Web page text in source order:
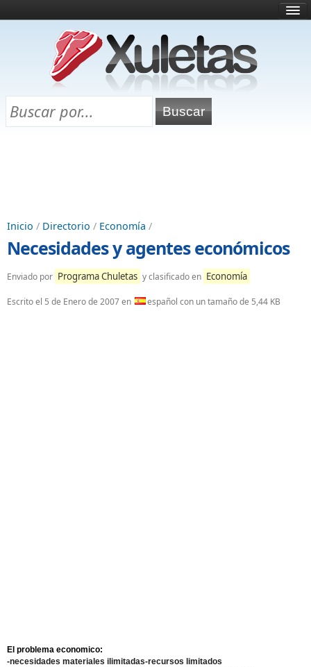
¿Qué es esto?
Directorio
Chuletas para exámenes
Inicio / Directorio / Economía /
Necesidades y agentes económicos
Enviado por Programa Chuletas y clasificado en Economía
Escrito el 5 de Enero de 2007en español con un tamaño de 5,44 KB
El problema economico:
-necesidades materiales ilimitadas-recursos limitados